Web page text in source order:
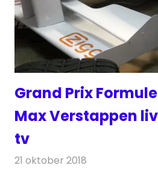
Grand Prix Formule
Max Verstappen
tv
21 oktober 2018